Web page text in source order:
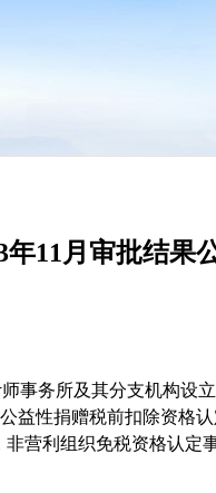
年11月审批结果
事务所及其分支机构设立
益性捐赠税前扣除资格
非营利组织免税资格认定